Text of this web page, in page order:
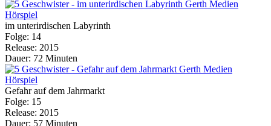
im unterirdischen Labyrinth
Folge: 14
Release: 2015
Dauer: 72 Minuten
Gefahr auf dem Jahrmarkt
Folge: 15
Release: 2015
Dauer: 57 Minuten